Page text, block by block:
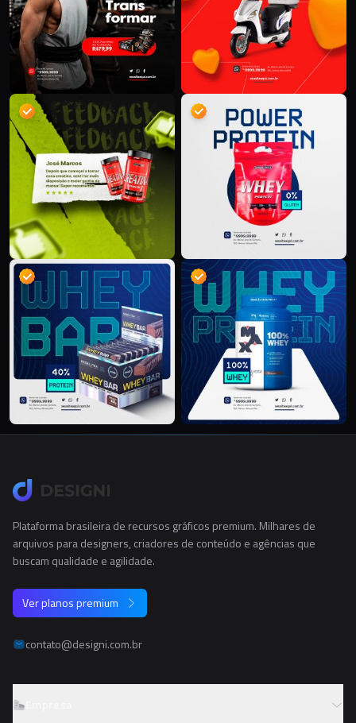
Plataforma brasileira de recursos gráficos premium. Milhares de
arquivos para designers, criadores de conteúdo e agências que
buscam qualidade e agilidade.
Ver planos premium
contato@designi.com.br